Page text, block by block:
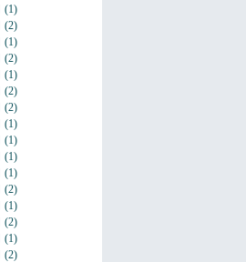
(1)
(2)
(1)
(2)
(1)
(2)
(2)
(1)
(1)
(1)
(1)
(2)
(1)
(2)
(1)
(2)